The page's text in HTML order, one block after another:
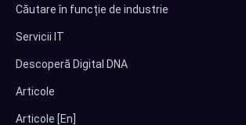
Căutare în funcție de industrie
Servicii IT
Descoperă Digital DNA
Articole
Articole [En]